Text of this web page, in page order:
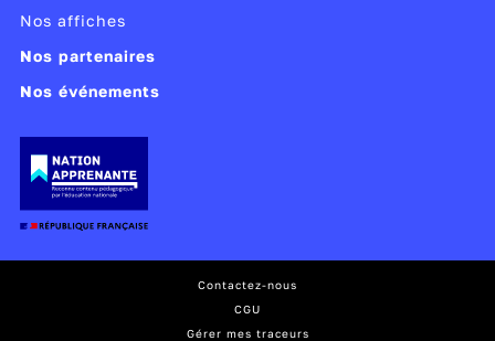
Nos affiches
Nos partenaires
Nos événements
Contactez-nous
CGU
Gérer mes traceurs